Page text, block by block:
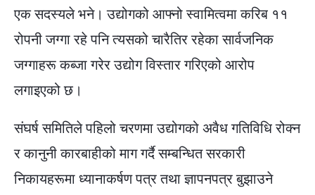
एक सदस्यले भने। उद्योगको आफ्नो स्वामित्वमा करिब ११
रोपनी जग्गा रहे पनि त्यसको चारैतिर रहेका सार्वजनिक
जग्गाहरू कब्जा गरेर उद्योग विस्तार गरिएको आरोप
लगाइएको छ।
संघर्ष समितिले पहिलो चरणमा उद्योगको अवैध गतिविधि रोक्न
र कानुनी कारबाहीको माग गर्दै सम्बन्धित सरकारी
निकायहरूमा ध्यानाकर्षण पत्र तथा ज्ञापनपत्र बुझाउने